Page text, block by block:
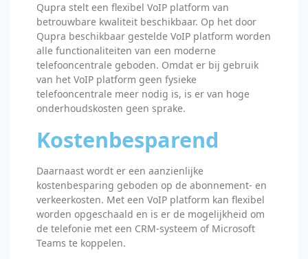
Qupra stelt een flexibel VoIP platform van
betrouwbare kwaliteit beschikbaar. Op het door
Qupra beschikbaar gestelde VoIP platform worden
alle functionaliteiten van een moderne
telefooncentrale geboden. Omdat er bij gebruik
van het VoIP platform geen fysieke
telefooncentrale meer nodig is, is er van hoge
onderhoudskosten geen sprake.
Kostenbesparend
Daarnaast wordt er een aanzienlijke
kostenbesparing geboden op de abonnement- en
verkeerkosten. Met een VoIP platform kan flexibel
worden opgeschaald en is er de mogelijkheid om
de telefonie met een CRM-systeem of Microsoft
Teams te koppelen.